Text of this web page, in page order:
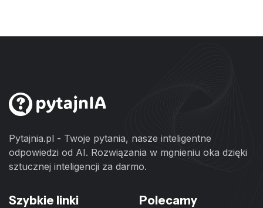
Pytajnia.pl - Twoje pytania, nasze inteligentne
odpowiedzi od AI. Rozwiązania w mgnieniu oka dzięki
sztucznej inteligencji za darmo.
Szybkie linki Polecamy